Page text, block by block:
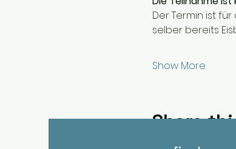
Der Termin ist
selber bereits
Show More
Share